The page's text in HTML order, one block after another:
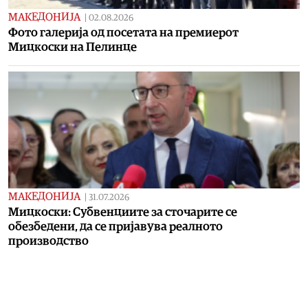
МАКЕДОНИЈА 02.08.2026
Фото галерија од посетата на премиерот
Мицкоски на Пелинце
МАКЕДОНИЈА 31.07.2026
Мицкоски: Субвенциите за сточарите се
обезбедени, да се пријавува реалното
производство